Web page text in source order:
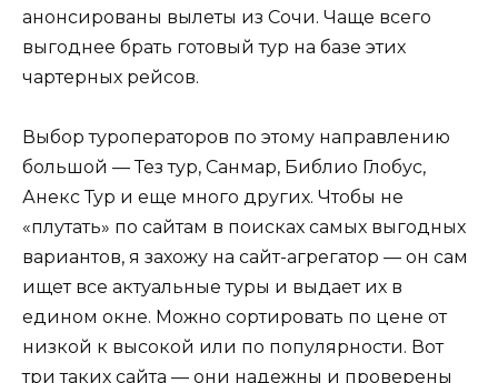
анонсированы вылеты из Сочи. Чаще всего
выгоднее брать готовый тур на базе этих
чартерных рейсов.
Выбор туроператоров по этому направлению
большой — Тез тур, Санмар, Библио Глобус,
Анекс Тур и еще много других. Чтобы не
«плутать» по сайтам в поисках самых выгодных
вариантов, я захожу на сайт-агрегатор — он сам
ищет все актуальные туры и выдает их в
едином окне. Можно сортировать по цене от
низкой к высокой или по популярности. Вот
три таких сайта — они надежны и проверены